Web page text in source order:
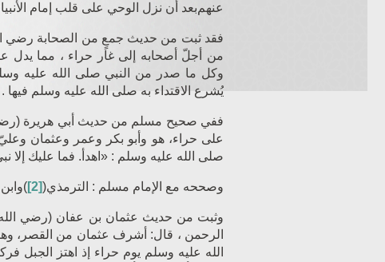
عنهمبعد أن نزل الوحي على قلب إمام
فقد ثبت من حديث جمعٍ من الصحابة رضي
من أجلّ أصحابه إلى غار حراء ، مما يدل
وكل ما صدر من النبي صلى الله عليه
يُشرع الاقتداء به صلى الله عليه وسلم فيها .
ففي صحيح مسلم من حديث أبي هريرة(رضي الله عنه)
على ‌حراء، هو وأبو بكر وعمر وعثمان
صلى الله عليه وسلم : «اهدأ. فما عليك إلا
وصححه مع الإمام مسلم : الترمذي([2]
وثبت من حديث عثمان بن عفان (رضي الله عنه)
الرحمن ، قال: أشرف عثمان من القصر،
الله عليه وسلم يوم حراء إذ اهتز الجبل